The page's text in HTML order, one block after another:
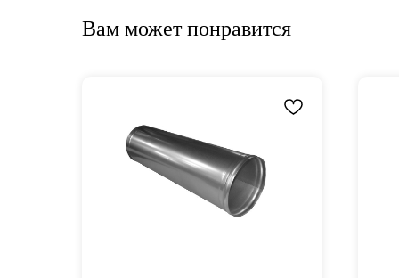
Вам может понравится